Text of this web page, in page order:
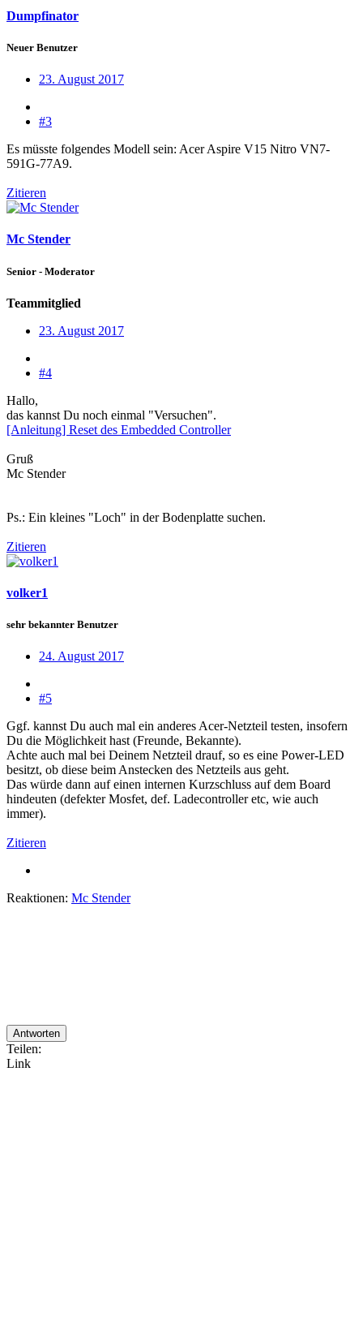
Dumpfinator
Neuer Benutzer
23. August 2017
#3
Es müsste folgendes Modell sein: Acer Aspire V15 Nitro VN7-
591G-77A9.
Zitieren
Mc Stender
Senior - Moderator
Teammitglied
23. August 2017
#4
Hallo,
das kannst Du noch einmal "Versuchen".
[Anleitung] Reset des Embedded Controller
Gruß
Mc Stender
Ps.: Ein kleines "Loch" in der Bodenplatte suchen.
Zitieren
volker1
sehr bekannter Benutzer
24. August 2017
#5
Ggf. kannst Du auch mal ein anderes Acer-Netzteil testen, insofern
Du die Möglichkeit hast (Freunde, Bekannte).
Achte auch mal bei Deinem Netzteil drauf, so es eine Power-LED
besitzt, ob diese beim Anstecken des Netzteils aus geht.
Das würde dann auf einen internen Kurzschluss auf dem Board
hindeuten (defekter Mosfet, def. Ladecontroller etc, wie auch
immer).
Zitieren
Reaktionen: Mc Stender
Antworten
Teilen:
Link